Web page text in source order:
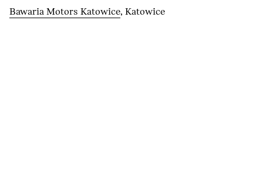
Bawaria Motors Katowice, Katowice